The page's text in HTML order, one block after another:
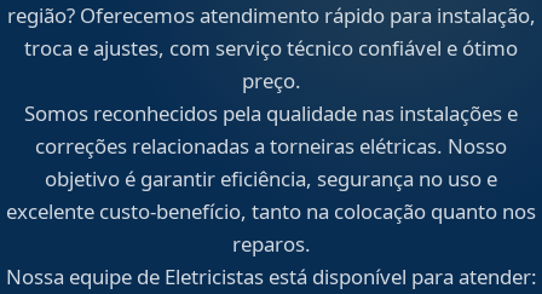
região? Oferecemos atendimento rápido para instalação,
troca e ajustes, com serviço técnico confiável e ótimo
preço.
Somos reconhecidos pela qualidade nas instalações e
correções relacionadas a torneiras elétricas. Nosso
objetivo é garantir eficiência, segurança no uso e
excelente custo-benefício, tanto na colocação quanto nos
reparos.
Nossa equipe de Eletricistas está disponível para atender: